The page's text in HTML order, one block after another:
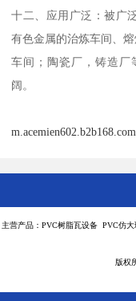
十二、应用广泛：被广
有色金属的治炼车间、
车间；陶瓷厂，铸造
m.acemien602.b2b168.com
主营产品：PVC树脂瓦设备 PVC仿
版权